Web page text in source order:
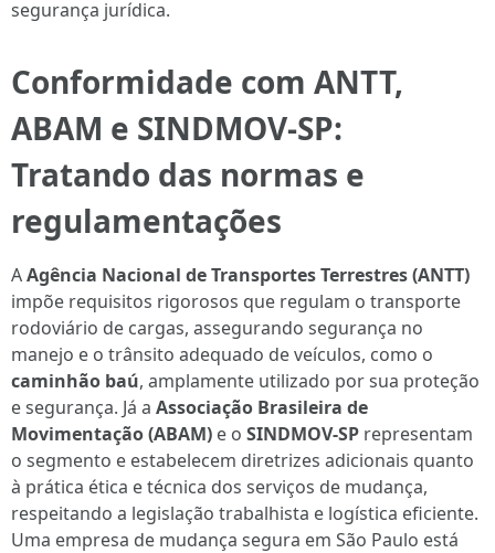
segurança jurídica.
Conformidade com ANTT,
ABAM e SINDMOV-SP:
Tratando das normas e
regulamentações
AAgência Nacional de Transportes Terrestres (ANTT)
impõe requisitos rigorosos que regulam o transporte
rodoviário de cargas, assegurando segurança no
manejo e o trânsito adequado de veículos, como o
caminhão baú, amplamente utilizado por sua proteção
e segurança. Já a Associação Brasileira de
Movimentação (ABAM) e o SINDMOV-SP representam
o segmento e estabelecem diretrizes adicionais quanto
à prática ética e técnica dos serviços de mudança,
respeitando a legislação trabalhista e logística eficiente.
Uma empresa de mudança segura em São Paulo está